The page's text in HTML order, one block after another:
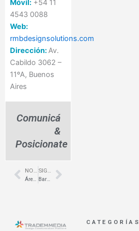
Móvil: +54 11
4543 0088
Web:
rmbdesignsolutions.com
Dirección: Av.
Cabildo 3062 –
11ºA, Buenos
Aires
Comunicá
&
Posicionate
Prev Next
CATEGORÍAS